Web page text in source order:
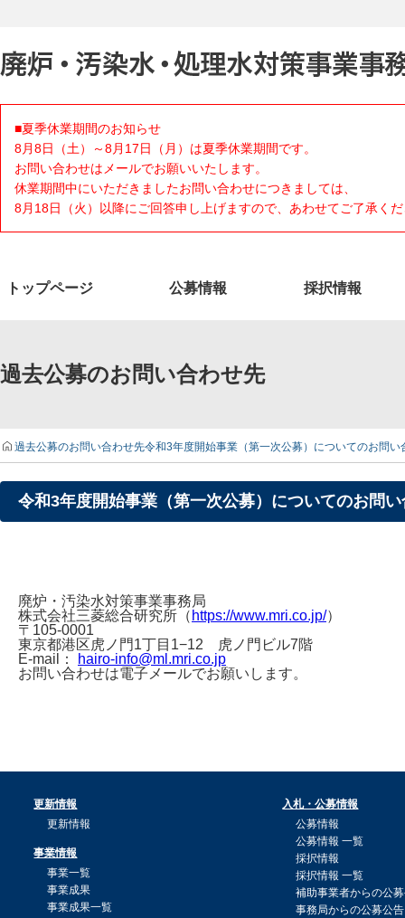
■夏季休業期間のお知らせ
8月8日（土）～8月17日（月）は夏季休業期間です。
お問い合わせはメールでお願いいたします。
休業期間中にいただきましたお問い合わせにつきましては、
8月18日（火）以降にご回答申し上げますので、あわせてご了承く
トップページ 公募情報 採択情報
過去公募のお問い合わせ先
過去公募のお問い合わせ先令和3年度開始事業（第一次公募）についてのお問い
令和3年度開始事業（第一次公募）についてのお問
廃炉・汚染水対策事業事務局
株式会社三菱総合研究所（ https://www.mri.co.jp/）
〒105-0001
東京都港区虎ノ門1丁目1−12 虎ノ門ビル7階
E-mail：
hairo-info@ml.mri.co.jp
お問い合わせは電子メールでお願いします。
更新情報
更新情報
事業情報
事業一覧
事業成果
事業成果一覧
入札・公募情報
公募情報
公募情報 一覧
採択情報
採択情報 一覧
補助事業者からの公
事務局からの公募公告